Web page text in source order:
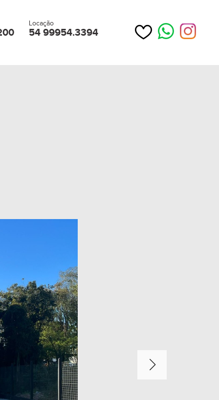
Locação
54 99954.3394